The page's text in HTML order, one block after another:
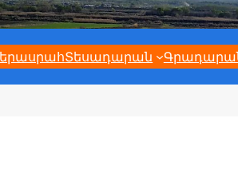
Տեսադարան